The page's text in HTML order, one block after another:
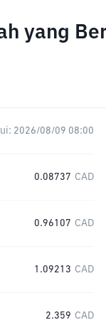
yang
2026/08/09 08:00
0.08737 CAD
0.96107 CAD
1.09213 CAD
2.359 CAD